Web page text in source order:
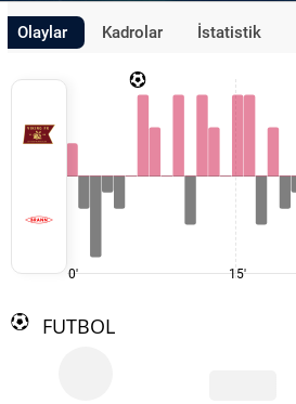
Olaylar Kadrolar İstatistik
0' 15'
FUTBOL